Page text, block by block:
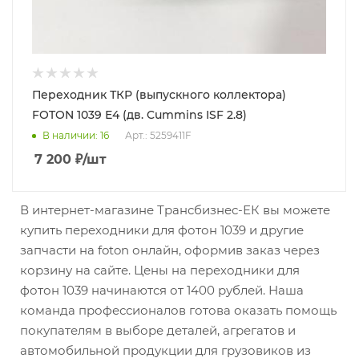
Переходник ТКР (выпускного коллектора)
FOTON 1039 Е4 (дв. Cummins ISF 2.8)
В наличии: 16 Арт.: 5259411F
7 200 ₽/шт
В интернет-магазине Трансбизнес-ЕК вы можете
купить переходники для фотон 1039 и другие
запчасти на foton онлайн, оформив заказ через
корзину на сайте. Цены на переходники для
фотон 1039 начинаются от 1400 рублей. Наша
команда профессионалов готова оказать помощь
покупателям в выборе деталей, агрегатов и
автомобильной продукции для грузовиков из